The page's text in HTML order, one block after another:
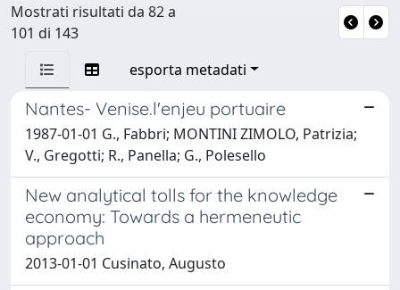
Mostrati risultati da 82 a
101 di 143
esporta metadati
Nantes- Venise.l'enjeu portuaire
1987-01-01 G., Fabbri; MONTINI ZIMOLO, Patrizia;
V., Gregotti; R., Panella; G., Polesello
New analytical tolls for the knowledge
economy: Towards a hermeneutic
approach
2013-01-01 Cusinato, Augusto